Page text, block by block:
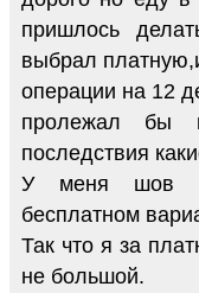
пришлось
выбрал
операции на 12
пролежал
последствия
У меня шов
бесплатном
Так что я за
не большой.